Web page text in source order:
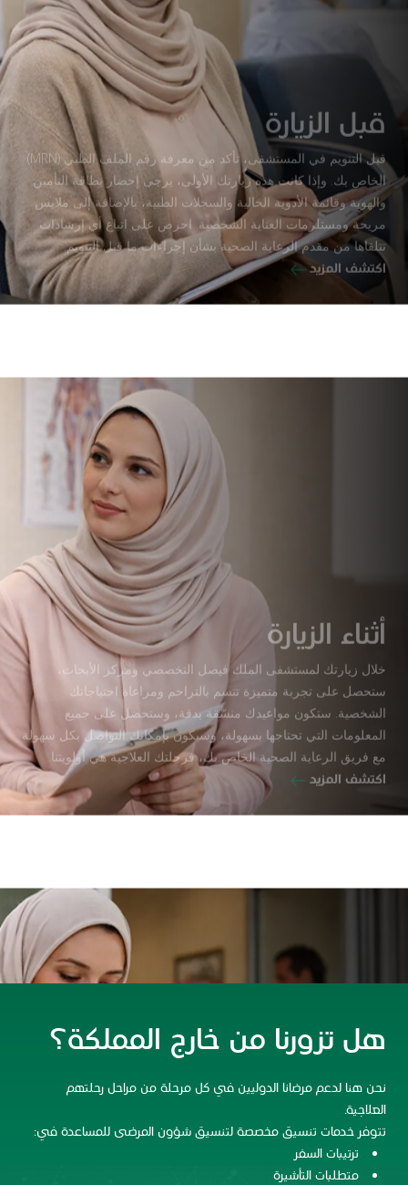
قبل الزيارة
قبل التنويم في المستشفى، تأكد من معرفة رقم الملف الطبي (MRN)
الخاص بك. وإذا كانت هذه زيارتك الأولى، يرجى إحضار بطاقة التأمين
والهوية وقائمة الأدوية الحالية والسجلات الطبية، بالإضافة إلى ملابس
مريحة ومستلزمات العناية الشخصية. احرص على اتباع أي إرشادات
أثناء الزيارة
خلال زيارتك لمستشفى الملك فيصل التخصصي ومركز الأبحاث،
ستحصل على تجربة متميزة تتسم بالتراحم ومراعاة احتياجاتك
الشخصية. ستكون مواعيدك منسّقة بدقة، وستحصل على جميع
المعلومات التي تحتاجها بسهولة، وسيكون بإمكانك التواصل بكل سهولة
هل تزورنا من خارج المملكة؟
نحن هنا لدعم مرضانا الدوليين في كل مرحلة من مراحل رحلتهم
العلاجية.
تتوفر خدمات تنسيق مخصصة لتنسيق شؤون المرضى للمساعدة في:
ترتيبات السفر
متطلبات التأشيرة